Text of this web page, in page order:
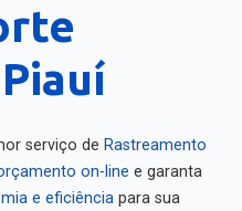
serviço de Rastreamento
on-line e garanta
e eficiência para sua